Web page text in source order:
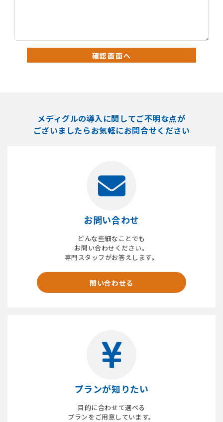
確認画面へ
メディグルの導入に関してご不明な点が
ございましたらお気軽にお問合せください
お問い合わせ
どんな些細なことでも
お問い合わせください。
専門スタッフがお答えします。
問い合わせる
プランが知りたい
目的に合わせて選べる
プランをご用意しています。